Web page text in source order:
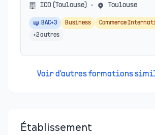
ICD (Toulouse) • Toulouse
BAC+3 Business
Commerce
+2autres
Voir d'autres formations
Établissement